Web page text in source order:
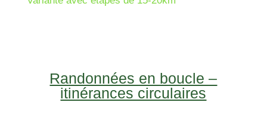
Randonnées en boucle –
itinérances circulaires